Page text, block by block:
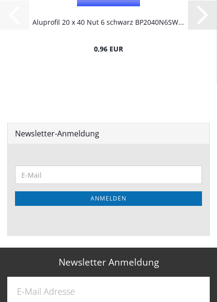
Aluprofil 20 x 40 Nut 6 schwarz BP2040N6SW...
0,96 EUR
Newsletter-Anmeldung
ANMELDEN
Newsletter Anmeldung